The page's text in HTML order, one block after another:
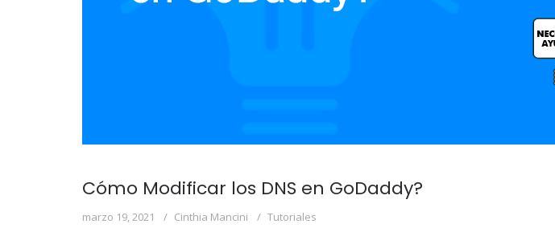
Cómo Modificar los DNS en GoDaddy?
marzo 19, 2021 Cinthia Mancini Tutoriales